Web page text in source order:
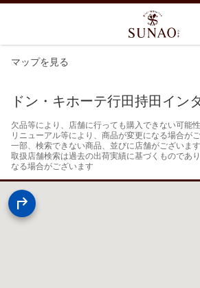
マップを見る
ドン・キホーテ行田持田イン
欠品等により、店舗に行っても購入できない可能
リニューアル等により、商品が変更になる場合が
一部、検索できない商品、並びに店舗がございます
取扱店舗検索は過去の出荷実績に基づくものであ
なる場合がございます